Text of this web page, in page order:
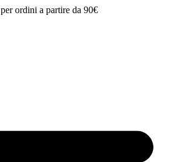
per ordini a partire da 90€